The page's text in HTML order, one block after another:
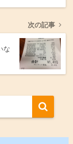
次の記事
な